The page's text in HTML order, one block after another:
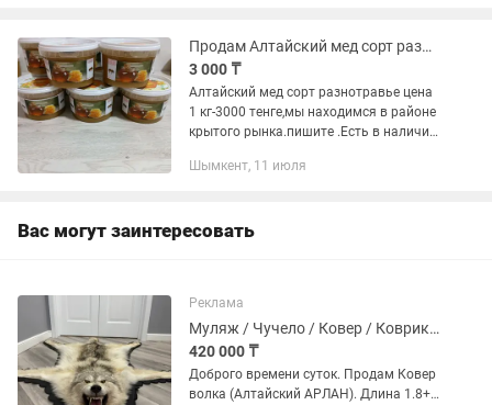
Продам Алтайский мед сорт разнотравье.
3 000 ₸
Алтайский мед сорт разнотравье цена
1 кг-3000 тенге,мы находимся в районе
крытого рынка.пишите .Есть в наличии
Таежный цена -4000тенге, Липовый
Шымкент, 11 июля
Вас могут заинтересовать
Реклама
Муляж / Чучело / Ковер / Коврик волка
420 000 ₸
Доброго времени суток. Продам Ковер
волка (Алтайский АРЛАН). Длина 1.8+